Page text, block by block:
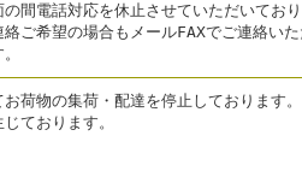
間電話対応を休止させていただいて
ご希望の場合もメールFAXでご連絡い
荷物の集荷・配達を停止しております。
ております。